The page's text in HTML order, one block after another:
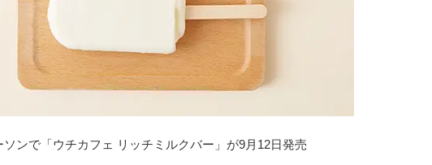
ソンで「ウチカフェ リッチミルクバー」が9月12日発売